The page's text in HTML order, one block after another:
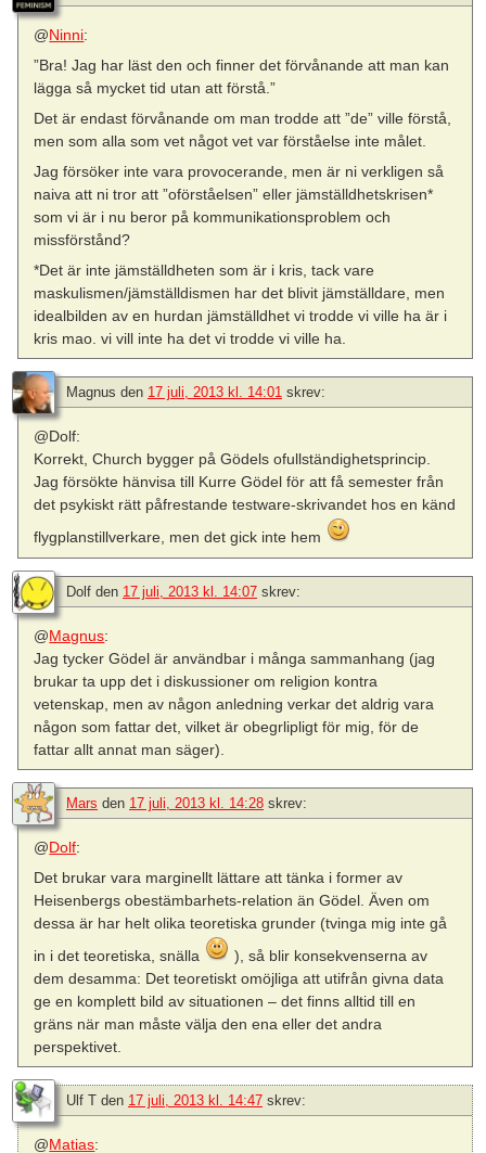
@Ninni:
”Bra! Jag har läst den och finner det förvånande att man kan
lägga så mycket tid utan att förstå.”
Det är endast förvånande om man trodde att ”de” ville förstå,
men som alla som vet något vet var förståelse inte målet.
Jag försöker inte vara provocerande, men är ni verkligen så
naiva att ni tror att ”oförståelsen” eller jämställdhetskrisen*
som vi är i nu beror på kommunikationsproblem och
missförstånd?
*Det är inte jämställdheten som är i kris, tack vare
maskulismen/jämställdismen har det blivit jämställdare, men
idealbilden av en hurdan jämställdhet vi trodde vi ville ha är i
kris mao. vi vill inte ha det vi trodde vi ville ha.
Magnus den 17 juli, 2013 kl. 14:01 skrev:
@Dolf:
Korrekt, Church bygger på Gödels ofullständighetsprincip.
Jag försökte hänvisa till Kurre Gödel för att få semester från
det psykiskt rätt påfrestande testware-skrivandet hos en känd
flygplanstillverkare, men det gick inte hem
Dolf den 17 juli, 2013 kl. 14:07 skrev:
@Magnus:
Jag tycker Gödel är användbar i många sammanhang (jag
brukar ta upp det i diskussioner om religion kontra
vetenskap, men av någon anledning verkar det aldrig vara
någon som fattar det, vilket är obegrlipligt för mig, för de
fattar allt annat man säger).
Mars den 17 juli, 2013 kl. 14:28 skrev:
@Dolf:
Det brukar vara marginellt lättare att tänka i former av
Heisenbergs obestämbarhets-relation än Gödel. Även om
dessa är har helt olika teoretiska grunder (tvinga mig inte gå
in i det teoretiska, snälla
), så blir konsekvenserna av
dem desamma: Det teoretiskt omöjliga att utifrån givna data
ge en komplett bild av situationen – det finns alltid till en
gräns när man måste välja den ena eller det andra
perspektivet.
Ulf T den 17 juli, 2013 kl. 14:47 skrev:
@Matias: